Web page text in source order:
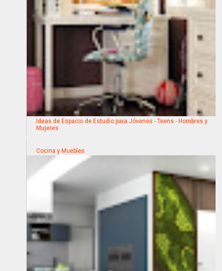
Ideas de Espacio de Estudio para Jóvenes - Teens - Hombres y
Mujeres
Cocina y Muebles